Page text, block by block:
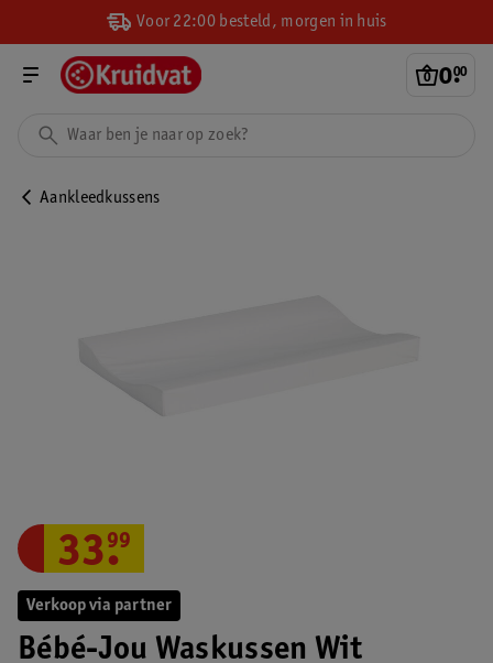
Voor 22:00 besteld, morgen in huis
0.
00
Aankleedkussens
Verkoop via partner
Bébé-Jou Waskussen Wit
33.
99